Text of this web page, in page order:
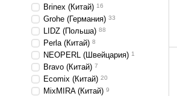
Brinex (Китай) 16
Grohe (Германия) 33
LIDZ (Польша) 88
Perla (Китай) 8
NEOPERL (Швейцария) 1
Bravo (Китай) 7
Ecomix (Китай) 20
MixMIRA (Китай) 9